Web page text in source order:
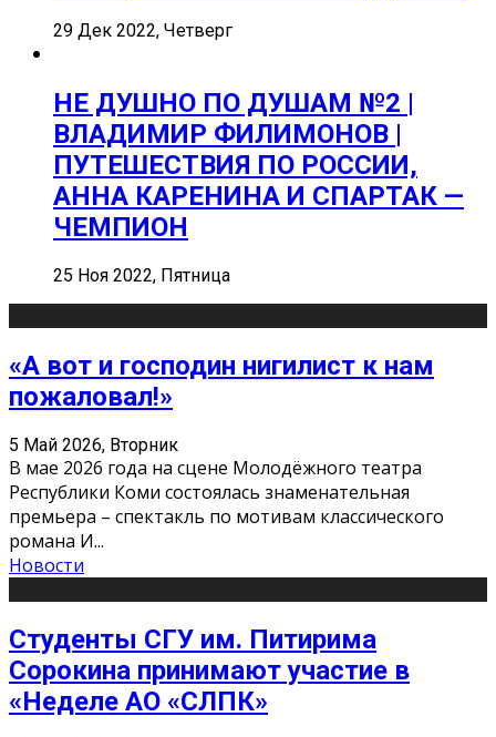
29 Дек 2022, Четверг
НЕ ДУШНО ПО ДУШАМ №2 |
ВЛАДИМИР ФИЛИМОНОВ |
ПУТЕШЕСТВИЯ ПО РОССИИ,
АННА КАРЕНИНА И СПАРТАК —
ЧЕМПИОН
25 Ноя 2022, Пятница
«А вот и господин нигилист к нам
пожаловал!»
5 Май 2026, Вторник
В мае 2026 года на сцене Молодёжного театра
Республики Коми состоялась знаменательная
премьера – спектакль по мотивам классического
романа И...
Новости
Студенты СГУ им. Питирима
Сорокина принимают участие в
«Неделе АО «СЛПК»